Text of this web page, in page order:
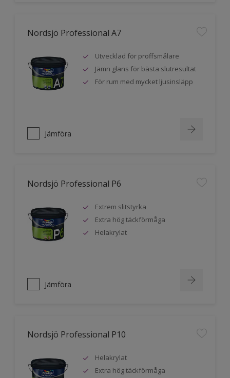
Nordsjö Professional A7
Utvecklad för proffsmålare
Jämn glans för bästa slutresultat
För rum med mycket ljusinsläpp
Jämföra
Nordsjö Professional P6
Extrem slitstyrka
Extra hög täckförmåga
Helakrylat
Jämföra
Nordsjö Professional P10
Helakrylat
Extra hög täckförmåga